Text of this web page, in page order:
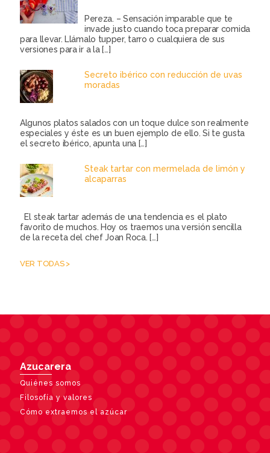
Pereza. – Sensación imparable que te
invade justo cuando toca preparar comida
para llevar. Llámalo tupper, tarro o cualquiera de sus
versiones para ir a la[…]
Secreto ibérico con reducción de uvas
moradas
Algunos platos salados con un toque dulce son realmente
especiales y éste es un buen ejemplo de ello. Si te gusta
el secreto ibérico, apunta una […]
Steak tartar con mermelada de limón y
alcaparras
El steak tartar además de una tendencia es el plato
favorito de muchos. Hoy os traemos una versión sencilla
de la receta del chef Joan Roca. […]
VER TODAS >
Azucarera
Quiénes somos
Filosofía y valores
Cómo extraemos el azúcar